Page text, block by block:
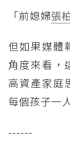
「前媳婦張
但如果媒體
角度來看，
高資產家庭
每個孩子一
------